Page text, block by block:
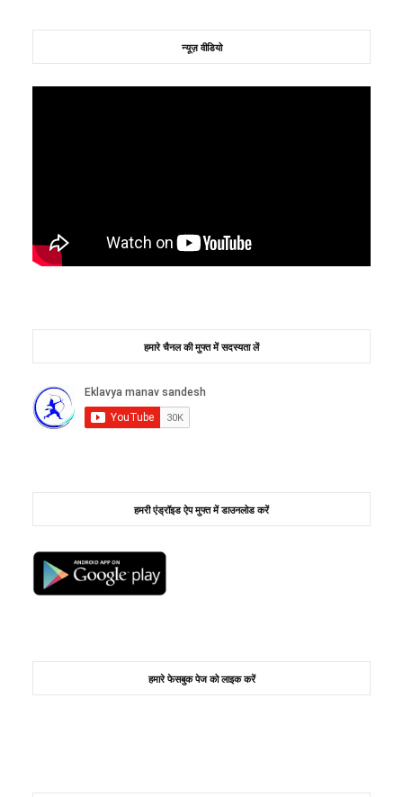
न्यूज़ वीडियो
हमारे चैनल की मुफ्त में सदस्यता लें
हमरी एंड्रॉइड ऐप मुफ्त में डाउनलोड करें
हमारे फेसबुक पेज को लाइक करें